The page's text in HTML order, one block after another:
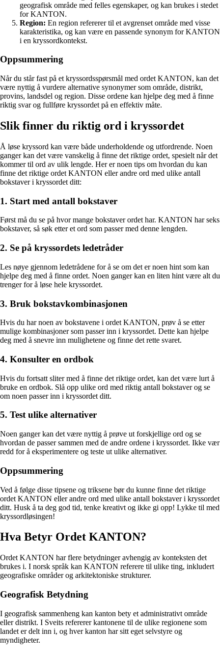
geografisk område med felles egenskaper, og kan brukes i stedet
for KANTON.
Region: En region refererer til et avgrenset område med visse
karakteristika, og kan være en passende synonym for KANTON
i en kryssordkontekst.
Oppsummering
Når du står fast på et kryssordsspørsmål med ordet KANTON, kan det
være nyttig å vurdere alternative synonymer som område, distrikt,
provins, landsdel og region. Disse ordene kan hjelpe deg med å finne
riktig svar og fullføre kryssordet på en effektiv måte.
Slik finner du riktig ord i kryssordet
Å løse kryssord kan være både underholdende og utfordrende. Noen
ganger kan det være vanskelig å finne det riktige ordet, spesielt når det
kommer til ord av ulik lengde. Her er noen tips om hvordan du kan
finne det riktige ordet KANTON eller andre ord med ulike antall
bokstaver i kryssordet ditt:
1. Start med antall bokstaver
Først må du se på hvor mange bokstaver ordet har. KANTON har seks
bokstaver, så søk etter et ord som passer med denne lengden.
2. Se på kryssordets ledetråder
Les nøye gjennom ledetrådene for å se om det er noen hint som kan
hjelpe deg med å finne ordet. Noen ganger kan en liten hint være alt du
trenger for å løse hele kryssordet.
3. Bruk bokstavkombinasjonen
Hvis du har noen av bokstavene i ordet KANTON, prøv å se etter
mulige kombinasjoner som passer inn i kryssordet. Dette kan hjelpe
deg med å snevre inn mulighetene og finne det rette svaret.
4. Konsulter en ordbok
Hvis du fortsatt sliter med å finne det riktige ordet, kan det være lurt å
bruke en ordbok. Slå opp ulike ord med riktig antall bokstaver og se
om noen passer inn i kryssordet ditt.
5. Test ulike alternativer
Noen ganger kan det være nyttig å prøve ut forskjellige ord og se
hvordan de passer sammen med de andre ordene i kryssordet. Ikke vær
redd for å eksperimentere og teste ut ulike alternativer.
Oppsummering
Ved å følge disse tipsene og triksene bør du kunne finne det riktige
ordet KANTON eller andre ord med ulike antall bokstaver i kryssordet
ditt. Husk å ta deg god tid, tenke kreativt og ikke gi opp! Lykke til med
kryssordløsingen!
Hva Betyr Ordet KANTON?
Ordet KANTON har flere betydninger avhengig av konteksten det
brukes i. I norsk språk kan KANTON referere til ulike ting, inkludert
geografiske områder og arkitektoniske strukturer.
Geografisk Betydning
I geografisk sammenheng kan kanton bety et administrativt område
eller distrikt. I Sveits refererer kantonene til de ulike regionene som
landet er delt inn i, og hver kanton har sitt eget selvstyre og
myndigheter.